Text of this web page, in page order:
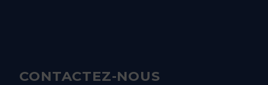
CONTACTEZ-NOUS